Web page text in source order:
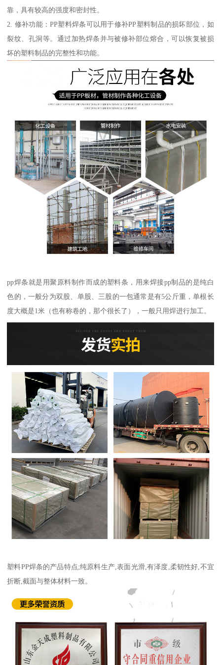
靠，具有较高的强度和密封性。
2. 修补功能：PP塑料焊条可以用于修补PP塑料制品的损坏部位，如
裂纹、孔洞等。通过加热焊条并与被修补部位熔合，可以恢复被损
坏的塑料制品的完整性和功能。
pp焊条就是用聚原料制作而成的塑料条，用来焊接pp制品的是纯白
色的，一般分为双股、单股、三股的一包通常是有5公斤重，单根长
度大概是1米（也有称卷的，那个很长了），一般只用焊进行加工。
塑料PP焊条的产品特点;纯原料生产,表面光滑,有泽度,柔韧性好,不宜
折断,截面与整体材料一致。